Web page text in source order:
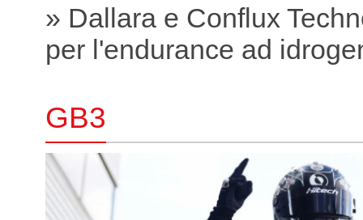
» Dallara e Conflux
per l'endurance ad
GB3